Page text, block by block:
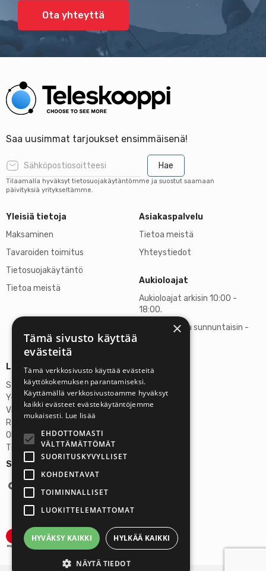
Ota yhteyttä
Saa uusimmat tarjoukset ensimmäisenä!
Hae
Tilaamalla hyväksyt tietosuojakäytäntömme ja suostut saamaan
päivityksiä yritykseltämme.
Yleisiä tietoja
Maksaminen
Tavaroiden toimitus
Tietosuojakäytäntö
Tietoa meistä
Asiakaspalvelu
Tietoa meistä
Yhteystiedot
Aukioloajat
Aukioloajat arkisin 10:00 -
18:00.
Lauantaisin ja sunnuntaisin -
Seuraa meitä:
Lisätietoja
Stardust Finland Oy
Y-tunnus: 2972445-9
Virallinen osoite
Rantatie 37 C75, 33250 Tampere
OP Tampere
Tilinumero FI6357300820922629
×
Tämä sivusto käyttää
evästeitä
Tämä verkkosivusto käyttää evästeitä
käyttökokemuksen parantamiseksi.
Käyttämällä verkkosivustoamme hyväksyt
kaikki evästeet evästekäytäntöjemme
mukaisesti. Lue lisää
EHDOTTOMASTI
VÄLTTÄMÄTTÖMÄT
SUORITUSKYVYLLISET
KOHDENTAVAT
TOIMINNALLISET
LUOKITTELEMATTOMAT
HYVÄKSY KAIKKI HYLKÄÄ KAIKKI
NÄYTÄ TIEDOT